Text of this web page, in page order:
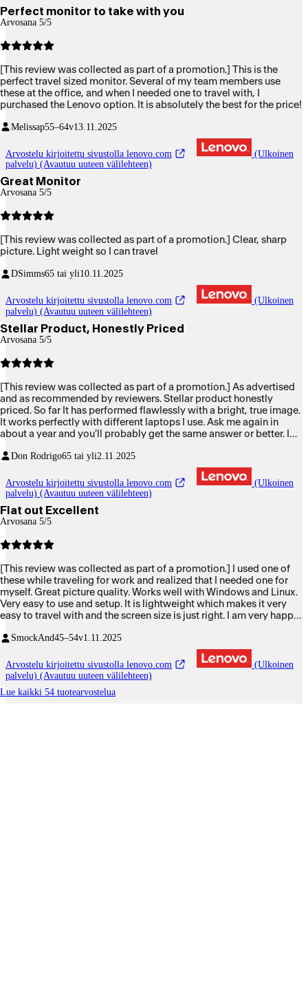
Perfect monitor to take with you
Arvosana 5/5
[This review was collected as part of a promotion.] This is the
perfect travel sized monitor. Several of my team members use
these at the office, and when I needed one to travel with, I
purchased the Lenovo option. It is absolutely the best for the price!
Melissap55–64v13.11.2025
Arvostelu kirjoitettu sivustolla lenovo.com
(Ulkoinen
palvelu) (Avautuu uuteen välilehteen)
Great Monitor
Arvosana 5/5
[This review was collected as part of a promotion.] Clear, sharp
picture. Light weight so I can travel
DSimms65 tai yli10.11.2025
Arvostelu kirjoitettu sivustolla lenovo.com
(Ulkoinen
palvelu) (Avautuu uuteen välilehteen)
Stellar Product, Honestly Priced
Arvosana 5/5
[This review was collected as part of a promotion.] As advertised
and as recommended by reviewers. Stellar product honestly
priced. So far It has performed flawlessly with a bright, true image.
It works perfectly with different laptops I use. Ask me again in
about a year and you'll probably get the same answer or better. I
Don Rodrigo65 tai yli2.11.2025
Arvostelu kirjoitettu sivustolla lenovo.com
(Ulkoinen
palvelu) (Avautuu uuteen välilehteen)
Flat out Excellent
Arvosana 5/5
[This review was collected as part of a promotion.] I used one of
these while traveling for work and realized that I needed one for
myself. Great picture quality. Works well with Windows and Linux.
Very easy to use and setup. It is lightweight which makes it very
easy to travel with and the screen size is just right. I am very happy
SmockAnd45–54v1.11.2025
Arvostelu kirjoitettu sivustolla lenovo.com
(Ulkoinen
palvelu) (Avautuu uuteen välilehteen)
Lue kaikki 54 tuotearvostelua